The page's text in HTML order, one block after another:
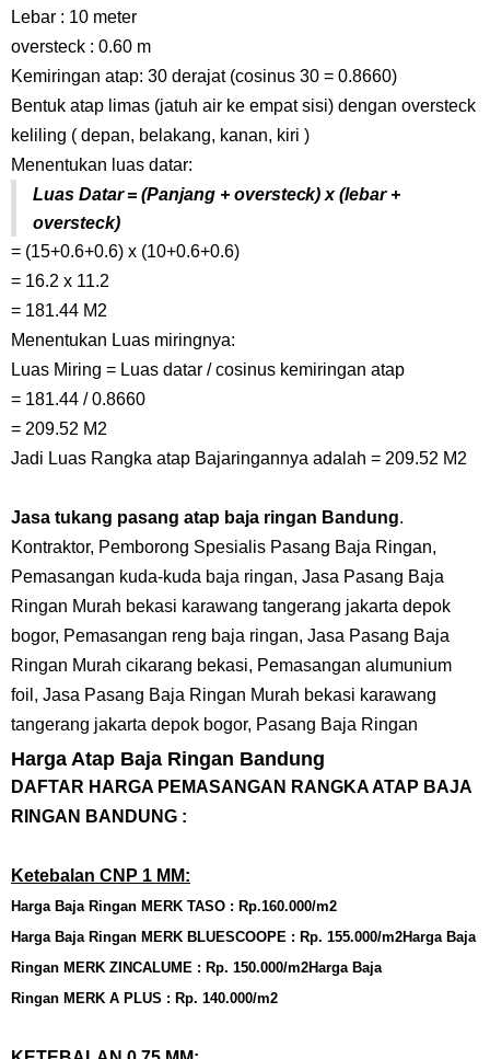
Lebar : 10 meter
oversteck : 0.60 m
Kemiringan atap: 30 derajat (cosinus 30 = 0.8660)
Bentuk atap limas (jatuh air ke empat sisi) dengan oversteck
keliling ( depan, belakang, kanan, kiri )
Menentukan luas datar:
Luas Datar = (Panjang + oversteck) x (lebar +
oversteck)
= (15+0.6+0.6) x (10+0.6+0.6)
= 16.2 x 11.2
= 181.44 M2
Menentukan Luas miringnya:
Luas Miring = Luas datar / cosinus kemiringan atap
= 181.44 / 0.8660
= 209.52 M2
Jadi Luas Rangka atap Bajaringannya adalah = 209.52 M2
Jasa tukang pasang atap baja ringan Bandung.
Kontraktor, Pemborong Spesialis Pasang Baja Ringan,
Pemasangan kuda-kuda baja ringan, Jasa Pasang Baja
Ringan Murah bekasi karawang tangerang jakarta depok
bogor, Pemasangan reng baja ringan, Jasa Pasang Baja
Ringan Murah cikarang bekasi, Pemasangan alumunium
foil, Jasa Pasang Baja Ringan Murah bekasi karawang
tangerang jakarta depok bogor, Pasang Baja Ringan
Harga Atap Baja Ringan Bandung
DAFTAR HARGA PEMASANGAN RANGKA ATAP BAJA
RINGAN BANDUNG :
Ketebalan CNP 1 MM:
Harga Baja Ringan MERK TASO : Rp.160.000/m2
Harga Baja Ringan MERK BLUESCOOPE : Rp. 155.000/m2Harga Baja
Ringan MERK ZINCALUME : Rp. 150.000/m2Harga Baja
Ringan MERK A PLUS : Rp. 140.000/m2